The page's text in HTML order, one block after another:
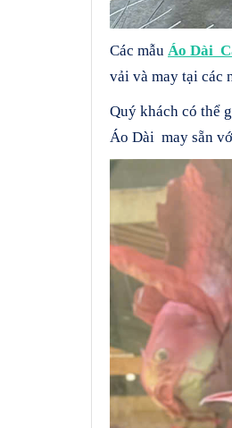
Các mẫu Áo Dài
vải và may tại các
Quý khách có thể
Áo Dài may sẵn